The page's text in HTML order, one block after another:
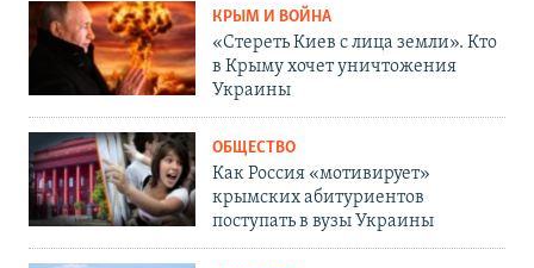
КРЫМ И ВОЙНА
«Стереть Киев с лица земли». Кто
в Крыму хочет уничтожения
Украины
ОБЩЕСТВО
Как Россия «мотивирует»
крымских абитуриентов
поступать в вузы Украины